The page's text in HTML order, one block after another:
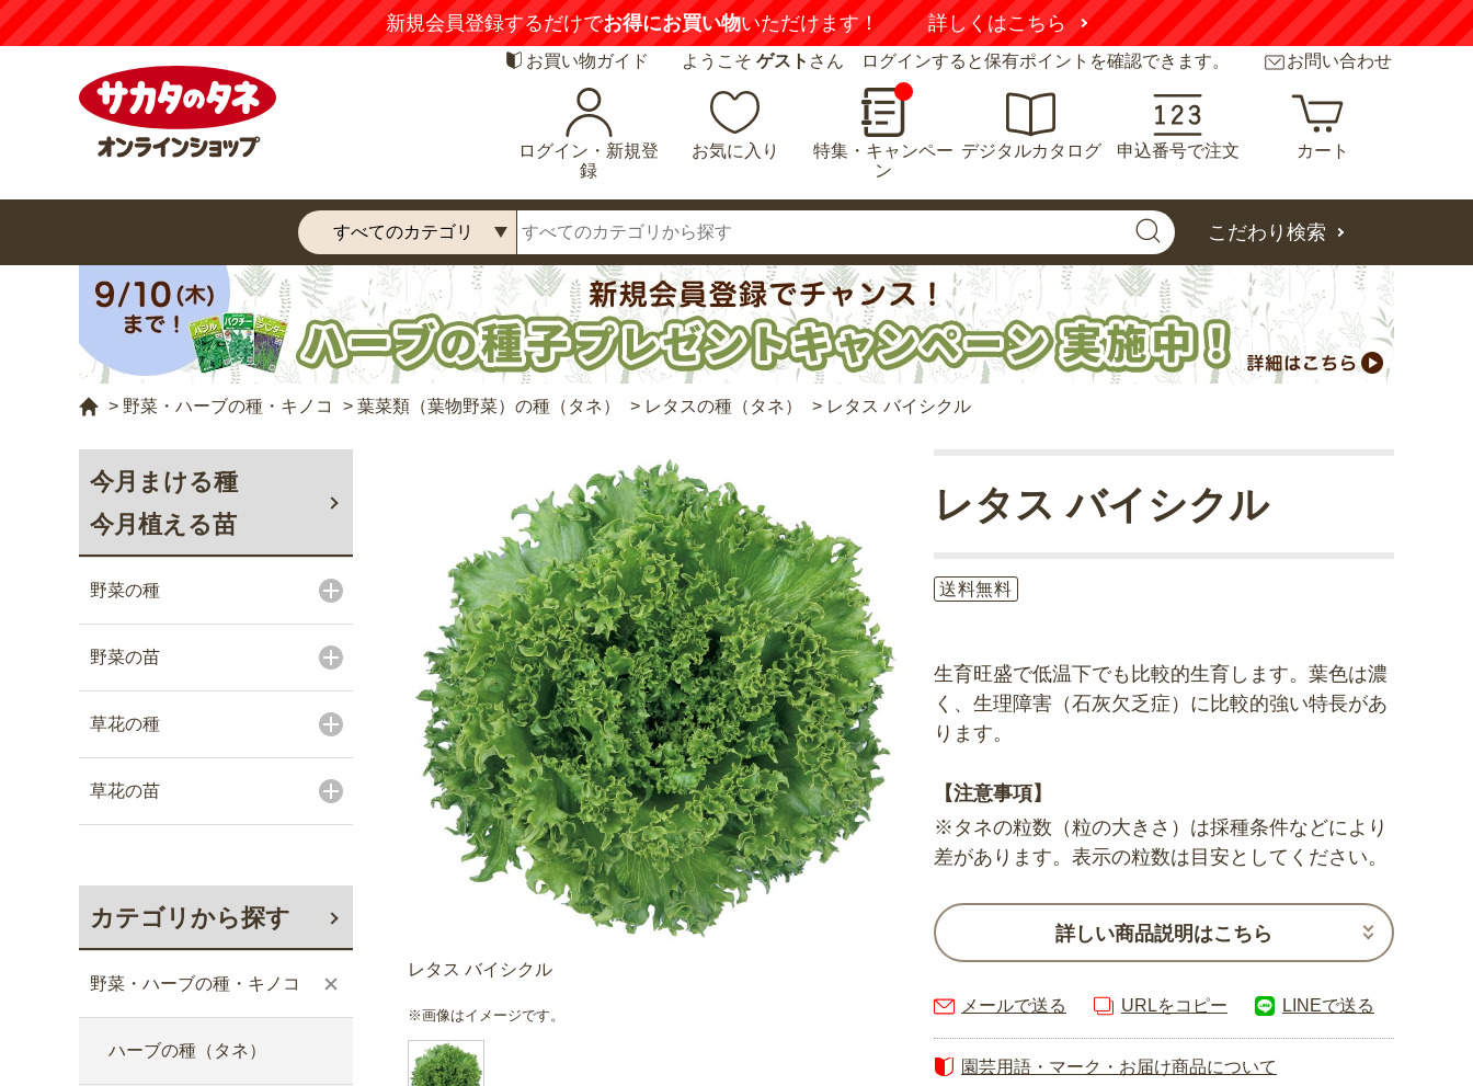
新規会員登録するだけでお得にお買い物いただけます！ 詳しくはこちら
お買い物ガイド ようこそ ゲスト さん ログインすると保有ポイントを確認できます。 お問い合わせ
ログイン・新規登
録
お気に入り
特集・キャンペー
ン
デジタルカタログ 申込番号で注文 カート
こだわり検索
> 野菜・ハーブの種・キノコ > 葉菜類（葉物野菜）の種（タネ） > レタスの種（タネ） > レタス バイシクル
今月まける種
今月植える苗
野菜の種
野菜の苗
草花の種
草花の苗
カテゴリから探す
野菜・ハーブの種・キノコ
ハーブの種（タネ）
レタス バイシクル
※画像はイメージです。
送料無料
レタス バイシクル
生育旺盛で低温下でも比較的生育します。葉色は濃
く、生理障害（石灰欠乏症）に比較的強い特長があ
ります。
【注意事項】
※タネの粒数（粒の大きさ）は採種条件などにより
差があります。表示の粒数は目安としてください。
詳しい商品説明はこちら
メールで送る URLをコピー LINEで送る
園芸用語・マーク・お届け商品について